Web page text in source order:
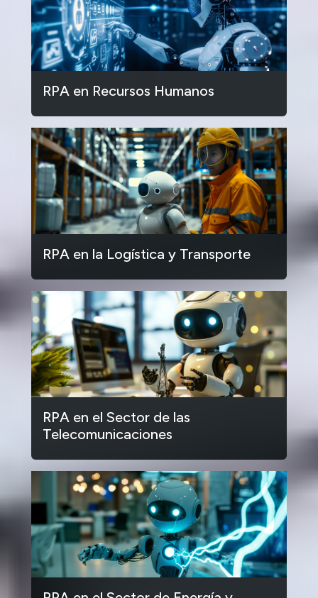
RPA en Recursos Humanos
RPA en la Logística y Transporte
RPA en el Sector de las
Telecomunicaciones